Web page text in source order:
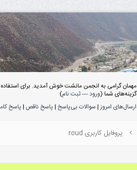
مهمان گرامی به انجمن مانشت خوش آمدید. برای
گزینه‌های شما (ورود—ثبت نام)
ارسال‌های امروز| سوالات بی‌پاسخ | پاسخ ناقص |پاسخ
پروفایل کاربری roud